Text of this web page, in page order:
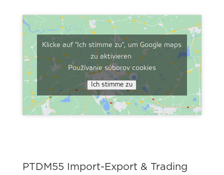
Klicke auf "Ich stimme zu", um Google maps
zu aktivieren
Používanie súborov cookies
Ich stimme zu
PTDM55 Import-Export & Trading